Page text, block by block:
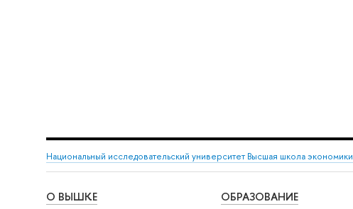
Национальный исследовательский университет Высшая школа экономики
О ВЫШКЕ ОБРАЗОВАНИЕ